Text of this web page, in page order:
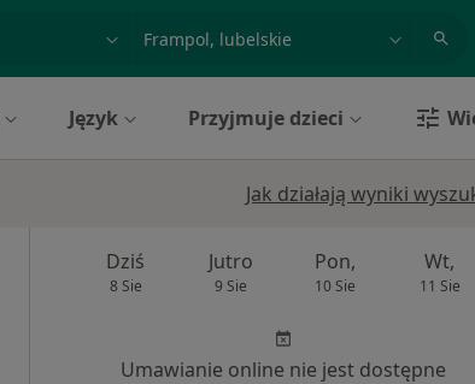
Język Przyjmuje dzieci
Jak działają wyniki
Dziś
8 Sie
Jutro
9 Sie
Pon,
10 Sie
Wt,
11 Sie
Umawianie online nie jest dostępne